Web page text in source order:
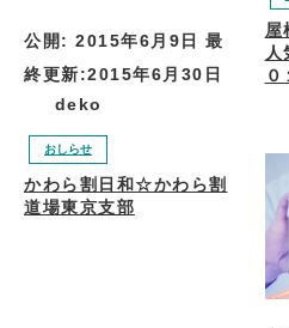
公開: 2015年6月9日
最
終更新:2015年6月30日
deko
おしらせ
かわら割日和☆かわら割
道場東京支部
屋
人